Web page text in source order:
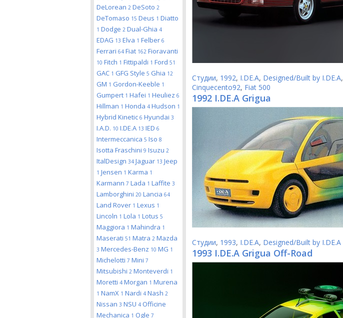
DeLorean 2 DeSoto 2
DeTomaso 15 Deus 1 Diatto
1 Dodge 2 Dual-Ghia 4
EDAG 13 Elva 1 Felber 6
Ferrari 64 Fiat 162 Fioravanti
10 Fitch 1 Fittipaldi 1 Ford 51
GAC 1 GFG Style 5 Ghia 12
GM 1 Gordon-Keeble 1
Gumpert 1 Hafei 1 Heuliez 6
Hillman 1 Honda 4 Hudson 1
Hybrid Kinetic 6 Hyundai 3
I.A.D. 10 I.DE.A 13 IED 6
Intermeccanica 5 Iso 8
Isotta Fraschini 9 Isuzu 2
ItalDesign 34 Jaguar 13 Jeep
1 Jensen 1 Karma 1
Karmann 7 Lada 1 Laffite 3
Lamborghini 20 Lancia 64
Land Rover 1 Lexus 1
Lincoln 1 Lola 1 Lotus 5
Maggiora 1 Mahindra 1
Maserati 51 Matra 2 Mazda
3 Mercedes-Benz 10 MG 1
Michelotti 7 Mini 7
Mitsubishi 2 Monteverdi 1
Moretti 4 Morgan 1 Murena
1 NamX 1 Nardi 4 Nash 2
Nissan 3 NSU 4 Officine
Mechanica 1 Ogle 7
Студии, 1992, I.DE.A, Designed/Built by I.DE.A,
Cinquecento92, Fiat 500
1992 I.DE.A Grigua
Студии, 1993, I.DE.A, Designed/Built by I.DE.A
1993 I.DE.A Grigua Off-Road